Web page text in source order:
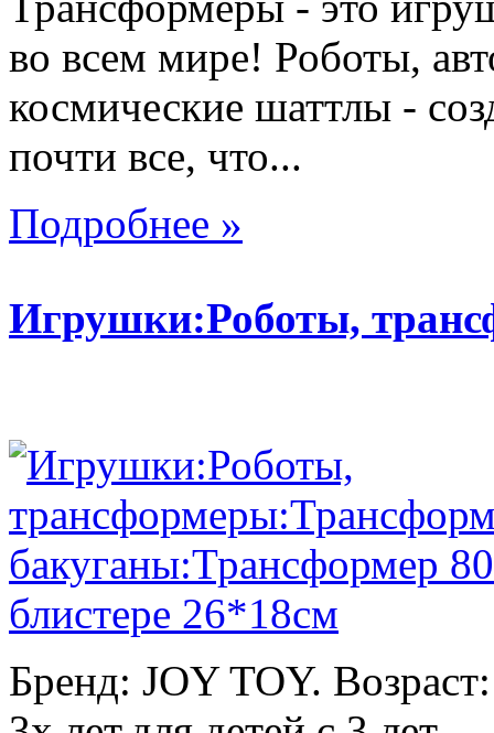
во всем мире! Роботы,
космические шаттлы -
почти все, что...
Подробнее »
Игрушки:Роботы,
Бренд: JOY TOY.